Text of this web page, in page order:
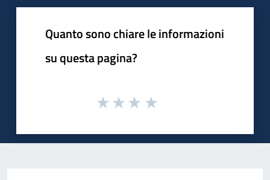
Quanto sono chiare le informazioni
su questa pagina?